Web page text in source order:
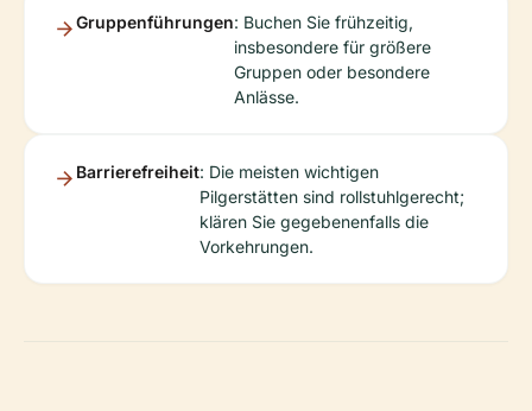
Gruppenführungen: Buchen Sie frühzeitig,
insbesondere für größere
Gruppen oder besondere
Anlässe.
Barrierefreiheit: Die meisten wichtigen
Pilgerstätten sind rollstuhlgerecht;
klären Sie gegebenenfalls die
Vorkehrungen.